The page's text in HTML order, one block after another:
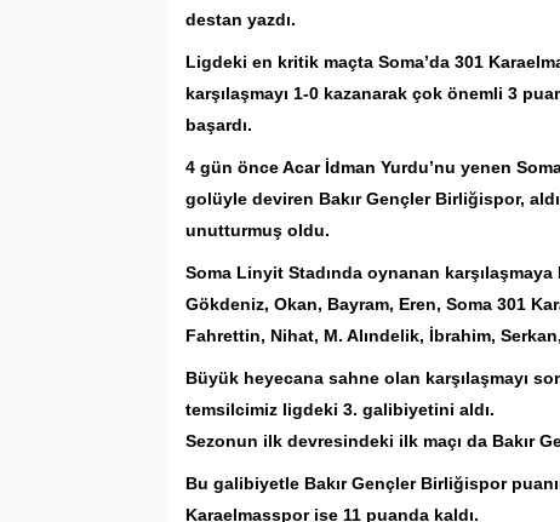
destan yazdı.
Ligdeki en kritik maçta Soma’da 301
karşılaşmayı 1-0 kazanarak çok önemli 3
başardı.
4 gün önce Acar İdman Yurdu’nu yenen
golüyle deviren Bakır Gençler Birliğispor,
unutturmuş oldu.
Soma Linyit Stadında oynanan
Gökdeniz, Okan, Bayram, Eren, Soma 301
Fahrettin, Nihat, M. Alındelik, İbrahim,
Büyük heyecana sahne olan karşılaşmayı
temsilcimiz ligdeki 3. galibiyetini aldı.
Sezonun ilk devresindeki ilk maçı da Bakır
Bu galibiyetle Bakır Gençler Birliğispor
Karaelmasspor ise 11 puanda kaldı.